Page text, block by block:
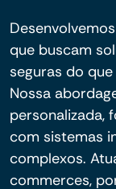
que buscam
seguras do
Nossa
personalizada,
com sistemas
complexos.
commerces,